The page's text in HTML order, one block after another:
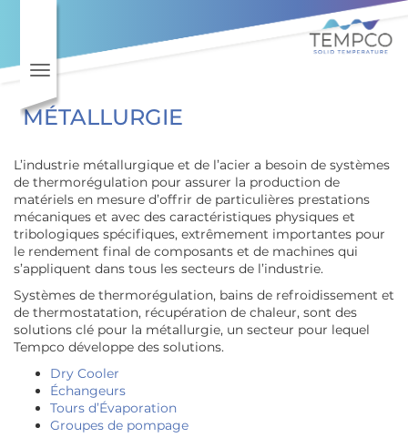
Toggle navigation
MÉTALLURGIE
L’industrie métallurgique et de l’acier a besoin de systèmes
de thermorégulation pour assurer la production de
matériels en mesure d’offrir de particulières prestations
mécaniques et avec des caractéristiques physiques et
tribologiques spécifiques, extrêmement importantes pour
le rendement final de composants et de machines qui
s’appliquent dans tous les secteurs de l’industrie.
Systèmes de thermorégulation, bains de refroidissement et
de thermostatation, récupération de chaleur, sont des
solutions clé pour la métallurgie, un secteur pour lequel
Tempco développe des solutions.
Dry Cooler
Échangeurs
Tours d’Évaporation
Groupes de pompage